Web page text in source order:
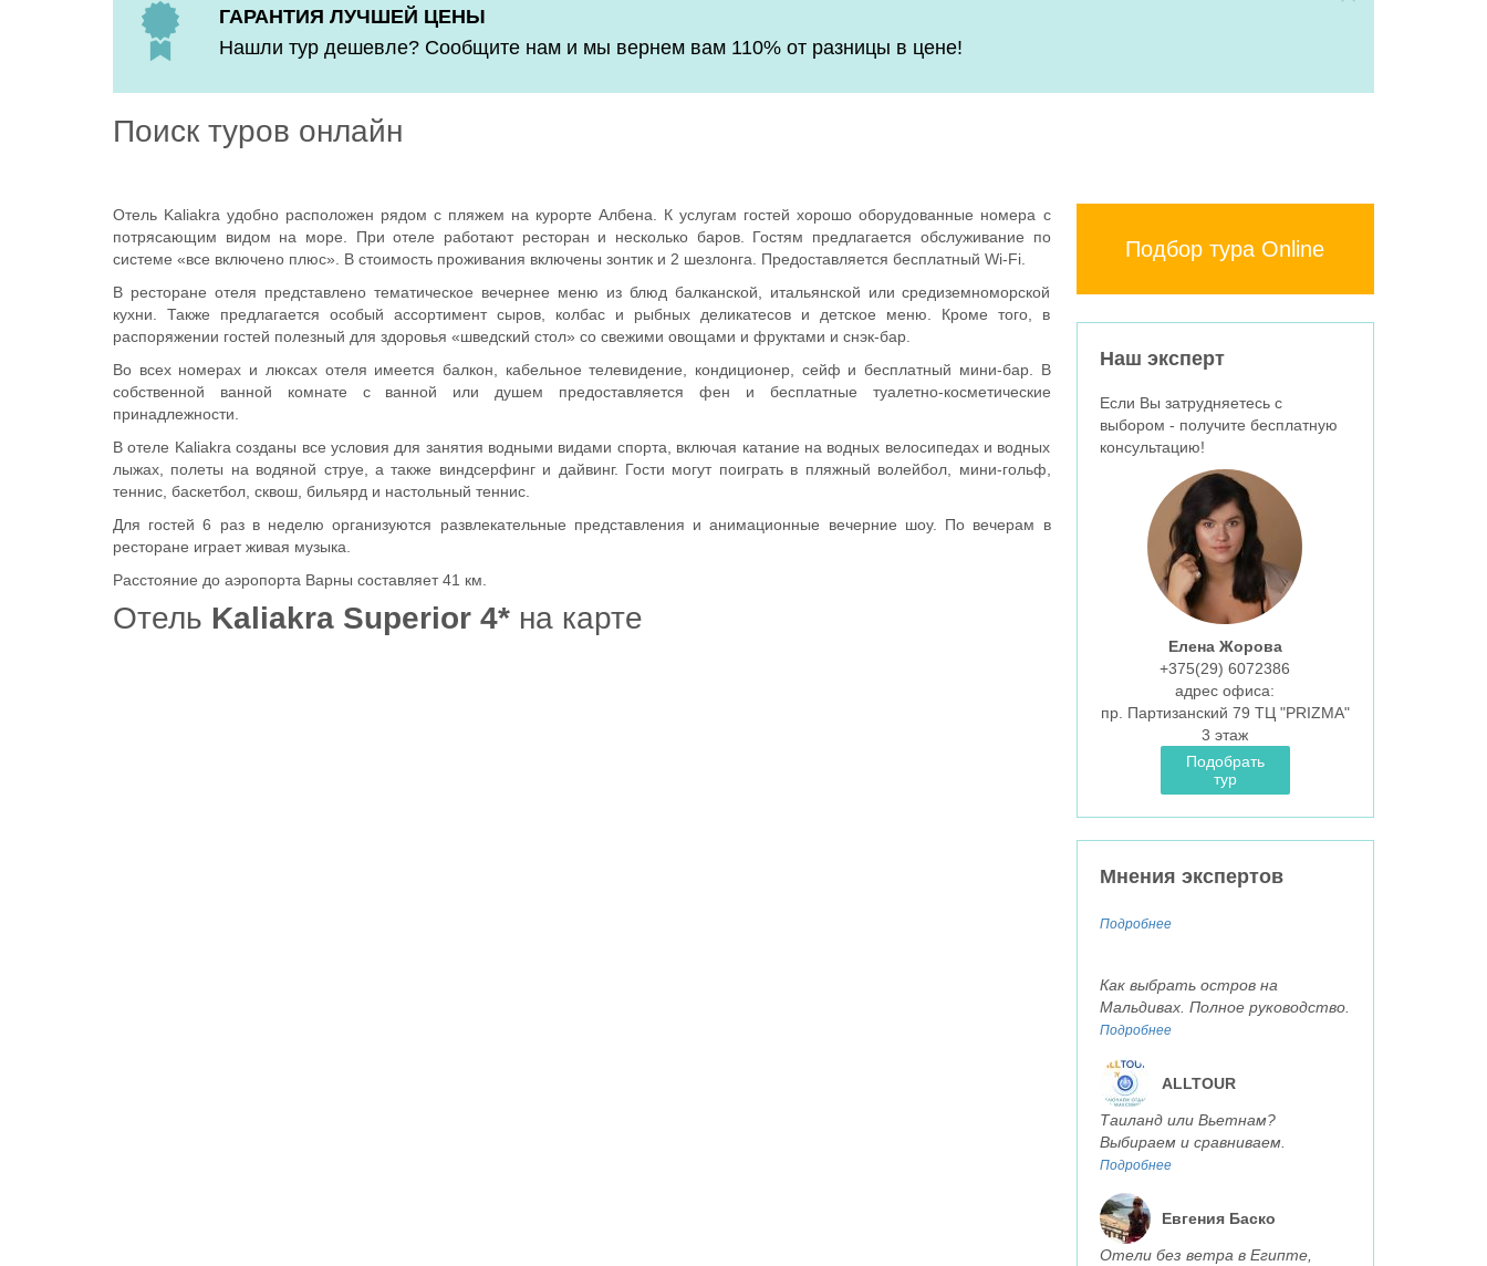
ГАРАНТИЯ ЛУЧШЕЙ ЦЕНЫ
Нашли тур дешевле? Сообщите нам и мы вернем вам 110% от разницы в цене!
Поиск туров онлайн
Отель Kaliakra удобно расположен рядом с пляжем на курорте Албена. К услугам гостей хорошо оборудованные номера с
потрясающим видом на море. При отеле работают ресторан и несколько баров. Гостям предлагается обслуживание по
системе «все включено плюс». В стоимость проживания включены зонтик и 2 шезлонга. Предоставляется бесплатный Wi-Fi.
В ресторане отеля представлено тематическое вечернее меню из блюд балканской, итальянской или средиземноморской
кухни. Также предлагается особый ассортимент сыров, колбас и рыбных деликатесов и детское меню. Кроме того, в
распоряжении гостей полезный для здоровья «шведский стол» со свежими овощами и фруктами и снэк-бар.
Во всех номерах и люксах отеля имеется балкон, кабельное телевидение, кондиционер, сейф и бесплатный мини-бар. В
собственной ванной комнате с ванной или душем предоставляется фен и бесплатные туалетно-косметические
принадлежности.
В отеле Kaliakra созданы все условия для занятия водными видами спорта, включая катание на водных велосипедах и водных
лыжах, полеты на водяной струе, а также виндсерфинг и дайвинг. Гости могут поиграть в пляжный волейбол, мини-гольф,
теннис, баскетбол, сквош, бильярд и настольный теннис.
Для гостей 6 раз в неделю организуются развлекательные представления и анимационные вечерние шоу. По вечерам в
ресторане играет живая музыка.
Расстояние до аэропорта Варны составляет 41 км.
Отель Kaliakra Superior 4* на карте
Подбор тура Online
Наш эксперт
Если Вы затрудняетесь с
выбором - получите бесплатную
консультацию!
Елена Жорова
+375(29)6072386
aдрес офиса:
пр. Партизанский 79 ТЦ "PRIZMA"
3 этаж
Подобрать
тур
Мнения экспертов
Подробнее
Как выбрать остров на
Мальдивах. Полное руководство.
Подробнее
ALLTOUR
Таиланд или Вьетнам?
Выбираем и сравниваем.
Подробнее
Евгения Баско
Отели без ветра в Египте,